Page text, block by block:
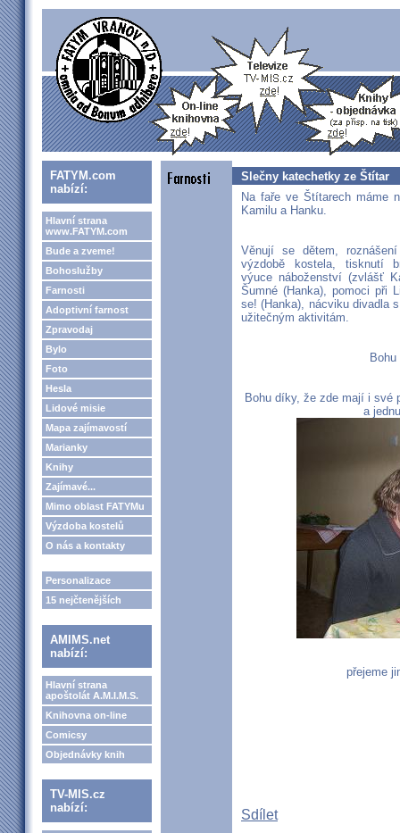
FATYM.com
nabízí:
Hlavní strana
www.FATYM.com
Bude a zveme!
Bohoslužby
Farnosti
Adoptivní farnost
Zpravodaj
Bylo
Foto
Hesla
Lidové misie
Mapa zajímavostí
Marianky
Knihy
Zajímavé...
Mimo oblast FATYMu
Výzdoba kostelů
O nás a kontakty
Personalizace
15 nejčtenějších
AMIMS.net
nabízí:
Hlavní strana
apoštolát A.M.I.M.S.
Knihovna on-line
Comicsy
Objednávky knih
TV-MIS.cz
nabízí:
Slečny katechetky ze Štítar
Na faře ve Štítarech máme
Kamilu a Hanku.
Věnují se dětem,
výzdobě kostela, tisknutí
výuce náboženství (zvlášť
Šumné (Hanka), pomoci při
se! (Hanka), nácviku divadla
užitečným aktivitám.
Bohu díky, že zde mají i své
a
přejeme
Sdílet